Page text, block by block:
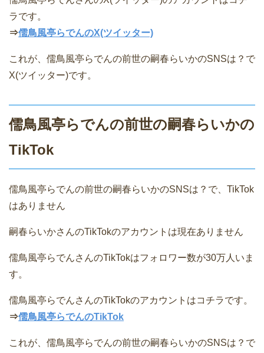
ラです。
⇒儒鳥風亭らでんのX(ツイッター)
これが、儒鳥風亭らでんの前世の嗣春らいかのSNSは？で
X(ツイッター)です。
儒鳥風亭らでんの前世の嗣春らいかの
TikTok
儒鳥風亭らでんの前世の嗣春らいかのSNSは？で、TikTok
はありません
嗣春らいかさんのTikTokのアカウントは現在ありません
儒鳥風亭らでんさんのTikTokはフォロワー数が30万人いま
す。
儒鳥風亭らでんさんのTikTokのアカウントはコチラです。
⇒儒鳥風亭らでんのTikTok
これが、儒鳥風亭らでんの前世の嗣春らいかのSNSは？で